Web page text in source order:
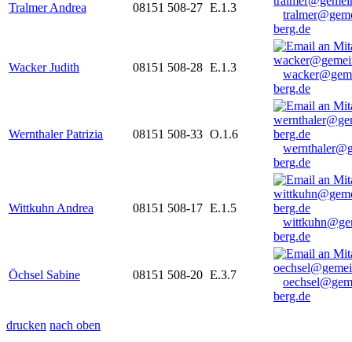
Tralmer Andrea 08151 508-27 E.1.3
berg.de
Wacker Judith 08151 508-28 E.1.3
berg.de
Wernthaler Patrizia 08151 508-33 O.1.6
berg.de
Wittkuhn Andrea 08151 508-17 E.1.5
berg.de
Öchsel Sabine 08151 508-20 E.3.7
berg.de
drucken nach oben